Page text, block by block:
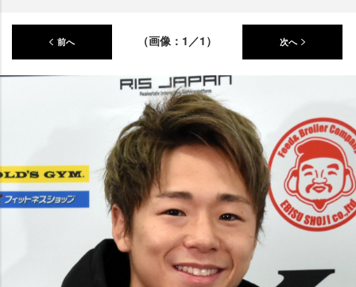
前へ （画像：1／1） 次へ